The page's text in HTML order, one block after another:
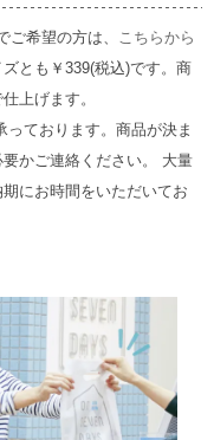
希望の方は、 こちらから
とも￥339(税込)です。商
上げます。
ております。商品が決ま
かご連絡ください。 大量
にお時間をいただいてお